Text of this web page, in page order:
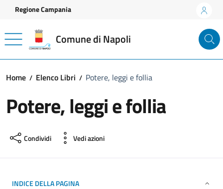
Vai ai contenuti
Vai al footer
Regione Campania
Comune di Napoli
Home Elenco Libri Potere, leggi e follia
Potere, leggi e follia
Condividi Vedi azioni
INDICE DELLA PAGINA